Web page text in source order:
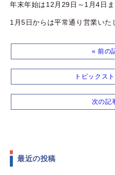
年末年始は12月29日～1月4日
1月5日からは平常通り営業いた
« 前の
トピックス
次の記
最近の投稿